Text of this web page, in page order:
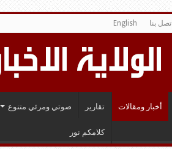
اتصل بنا English
أخبار ومقالات تقارير صوتي ومرئي متنوع
كلامكم نور